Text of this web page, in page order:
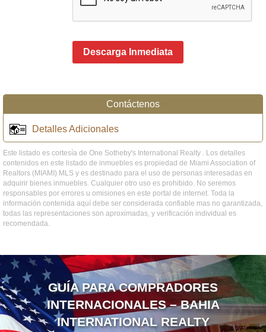
Descarga Inmediata
Contáctenos
Detalles Adicionales
Este listado es cortesía de One Sotheby's International Realty . Los detalles
contenidos en este listado de inmuebles es propiedad de Miami Association of
Realtors (MIAMI) MLS y es destinado para el uso de personas interesadas en
adquirir bienes inmuebles. Cualquier otro uso es prohibido. No seremos
responsables por errores u omisiones en este portal de internet. Toda la
información contenida aquí debe ser considerada confiable mas no garantizada,
todas las representaciones son aproximadas, y verificación individual es
recomendada.
GUÍA PARA COMPRADORES
INTERNACIONALES – BAHIA
INTERNATIONAL REALTY